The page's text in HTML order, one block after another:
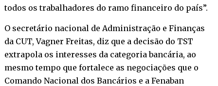
todos os trabalhadores do ramo financeiro do país”.
O secretário nacional de Administração e Finanças
da CUT, Vagner Freitas, diz que a decisão do TST
extrapola os interesses da categoria bancária, ao
mesmo tempo que fortalece as negociações que o
Comando Nacional dos Bancários e a Fenaban